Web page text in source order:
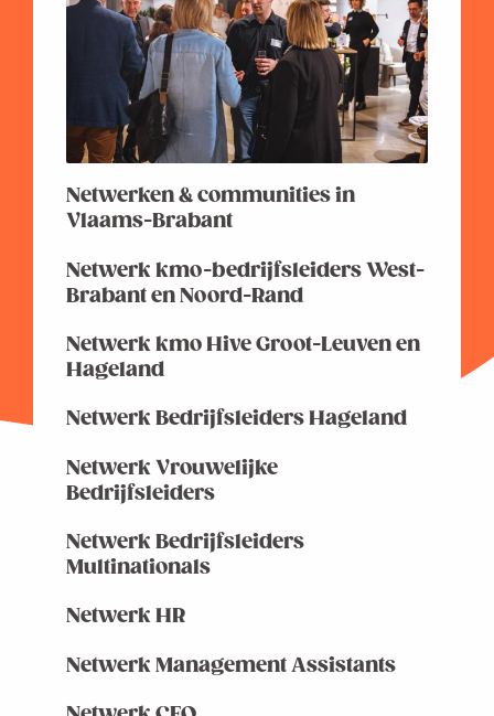
Netwerken & communities in
Vlaams-Brabant
Netwerk kmo-bedrijfsleiders West-
Brabant en Noord-Rand
Netwerk kmo Hive Groot-Leuven en
Hageland
Netwerk Bedrijfsleiders Hageland
Netwerk Vrouwelijke
Bedrijfsleiders
Netwerk Bedrijfsleiders
Multinationals
Netwerk HR
Netwerk Management Assistants